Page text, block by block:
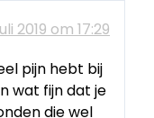
2019 om 17:29
pijn hebt bij
wat fijn dat je
die wel